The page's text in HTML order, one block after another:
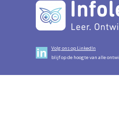
Volg ons op LinkedIn
blijf op de hoogte van alle